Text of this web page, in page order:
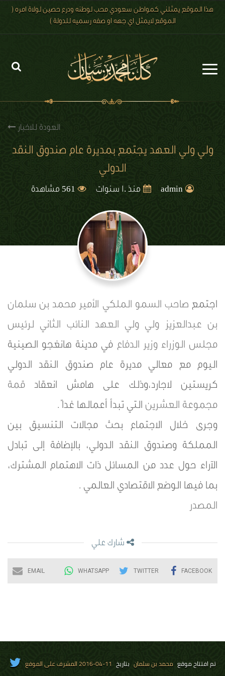
هذا الموقع يمثلني كمواطن سعودي محب لوطنه ودرع حصين لولاة امره (
الموقع لايمثل اي جهه او صفه رسميه للدولة )
رؤية 2030
العودة للاخبار
ولي ولي العهد يجتمع بمديرة عام صندوق النقد
الدولي
admin منذ 10 سنوات 561 مشاهدة
اجتمع صاحب السمو الملكي الأمير محمد بن سلمان
بن عبدالعزيز
ولي ولي العهد النائب الثاني لرئيس
مجلس الوزراء وزير الدفاع في مدينة هانغجو الصينية
اليوم مع معالي مديرة عام صندوق النقد الدولي
كريستين لاجارد،وذلك على هامش انعقاد قمة
مجموعة العشرين التي تبدأ أعمالها غداً .
وجرى خلال الاجتماع بحث مجالات التنسيق بين
المملكة وصندوق النقد الدولي، بالإضافة إلى تبادل
الآراء حول عدد من المسائل ذات الاهتمام المشترك،
بما فيها الوضع الاقتصادي العالمي .
المصدر
شارك علي
FACEBOOK
TWITTER
WHATSAPP
EMAIL
تم افتتاح موقع محمد بن سلمان بتاريخ 11-04-2016 المشرف على الموقع